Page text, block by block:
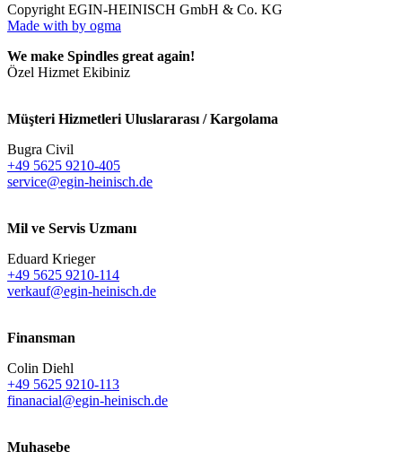
Copyright EGIN-HEINISCH GmbH & Co. KG
Made with by ogma
We make Spindles great again!
Özel Hizmet Ekibiniz
Müşteri Hizmetleri Uluslararası / Kargolama
Bugra Civil
+49 5625 9210-405
service@egin-heinisch.de
Mil ve Servis Uzmanı
Eduard Krieger
+49 5625 9210-114
verkauf@egin-heinisch.de
Finansman
Colin Diehl
+49 5625 9210-113
finanacial@egin-heinisch.de
Muhasebe